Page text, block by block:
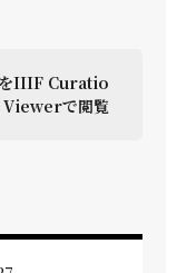
をIIIF Curatio
で閲覧